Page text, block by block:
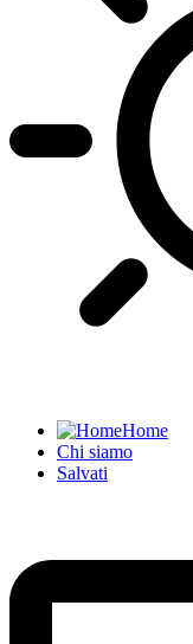
Home
Chi siamo
Salvati